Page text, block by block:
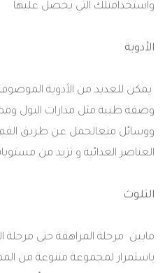
واستخدامتلك التي يحصل عليها
الأدوية
يمكن للعديد من الأدوية
وصفة طبية مثل مدارات البول
ووسائل منعالحمل عن طريق
العناصر الغذائية و تزيد من
التلوث
مابين مرحلة المراهقة حتى مرحلة
باستمرار لمجموعة متنوعة من